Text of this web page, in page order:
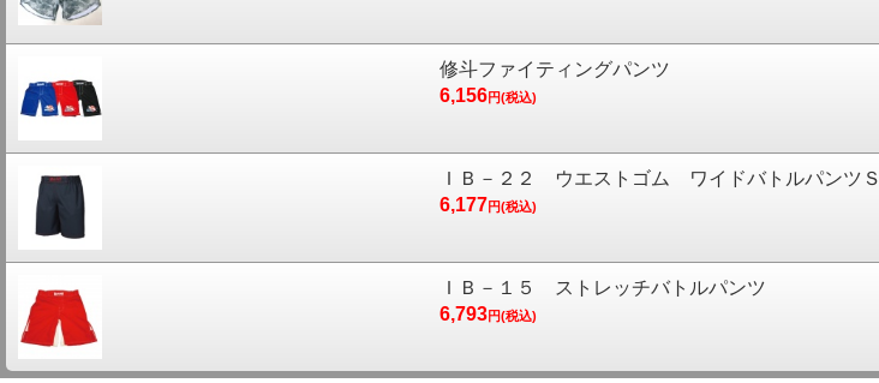
修斗ファイティングパンツ
6,156円(税込)
ＩＢ－２２ ウエストゴム ワイドバトルパンツＳ
6,177円(税込)
ＩＢ－１５ ストレッチバトルパンツ
6,793円(税込)